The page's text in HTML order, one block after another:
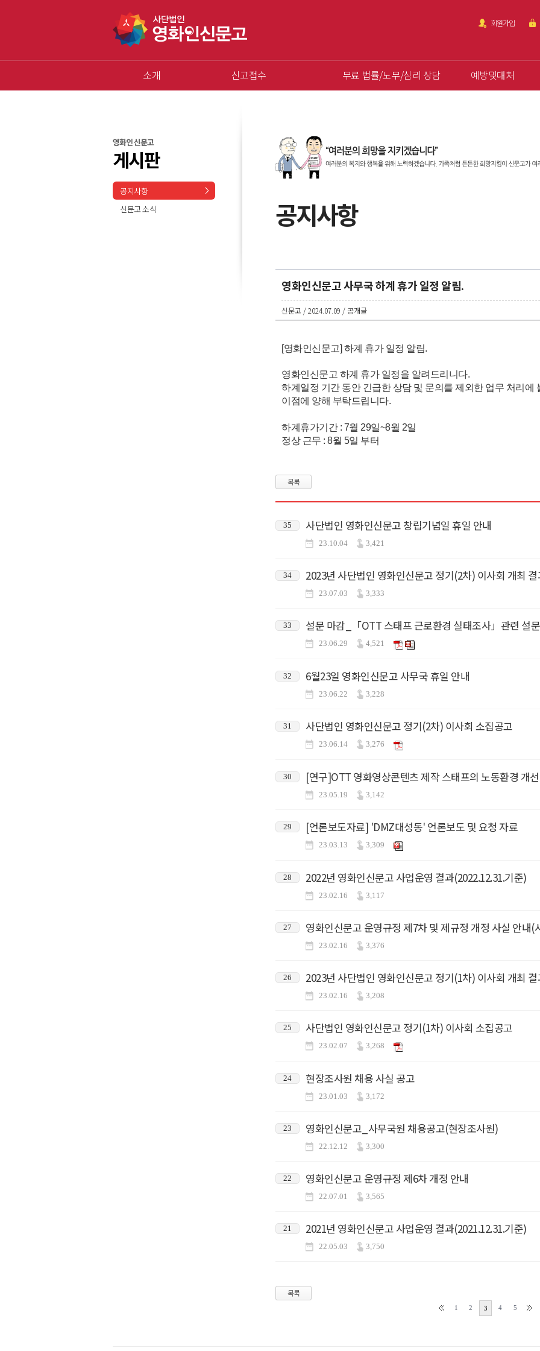
회원가입
소개 신고접수 무료 법률/노무/심리 상담 예방및대처
영화인 신문고
게시판
공지사항
신문고 소식
공지사항
영화인신문고 사무국 하계 휴가 일정 알림.
신문고 / 2024.07.09 / 공개글
[영화인신문고] 하계 휴가 일정 알림.
영화인신문고 하계 휴가 일정을 알려드리니다.
하계일정 기간 동안 긴급한 상담 및 문의를 제외한 업무 처리에
이점에 양해 부탁드립니다.
하계휴가기간 : 7월 29일~8월 2일
정상 근무 : 8월 5일 부터
목록
35 사단법인 영화인신문고 창립기념일 휴일 안내
23.10.04 3,421
34 2023년 사단법인 영화인신문고 정기(2차) 이사회 개최 결
23.07.03 3,333
33 설문 마감_「OTT 스태프 근로환경 실태조사」관련 설
23.06.29 4,521
32 6월23일 영화인신문고 사무국 휴일 안내
23.06.22 3,228
31 사단법인 영화인신문고 정기(2차) 이사회 소집공고
23.06.14 3,276
30 [연구]OTT 영화영상콘텐츠 제작 스태프의 노동환경 개
23.05.19 3,142
29 [언론보도자료] 'DMZ대성동' 언론보도 및 요청 자료
23.03.13 3,309
28 2022년 영화인신문고 사업운영 결과(2022.12.31.기준)
23.02.16 3,117
27 영화인신문고 운영규정 제7차 및 제규정 개정 사실 안내(
23.02.16 3,376
26 2023년 사단법인 영화인신문고 정기(1차) 이사회 개최 결
23.02.16 3,208
25 사단법인 영화인신문고 정기(1차) 이사회 소집공고
23.02.07 3,268
24 현장조사원 채용 사실 공고
23.01.03 3,172
23 영화인신문고_사무국원 채용공고(현장조사원)
22.12.12 3,300
22 영화인신문고 운영규정 제6차 개정 안내
22.07.01 3,565
21 2021년 영화인신문고 사업운영 결과(2021.12.31.기준)
22.05.03 3,750
목록
1 2 3 4 5